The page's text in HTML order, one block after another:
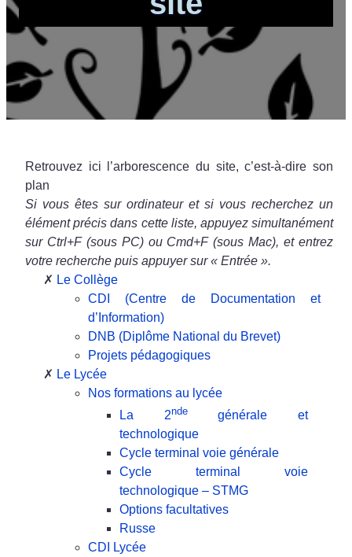
Retrouvez ici l’arborescence du site, c’est-à-dire son
plan
Si vous êtes sur ordinateur et si vous recherchez un
élément précis dans cette liste, appuyez simultanément
sur Ctrl+F (sous PC) ou Cmd+F (sous Mac), et entrez
votre recherche puis appuyer sur « Entrée ».
Le Collège
CDI (Centre de Documentation et
d’Information)
DNB (Diplôme National du Brevet)
Projets pédagogiques
Le Lycée
Nos formations au lycée
La 2ndegénérale et
technologique
Cycle terminal voie générale
Cycle terminal voie
technologique – STMG
Options facultatives
Russe
CDI Lycée